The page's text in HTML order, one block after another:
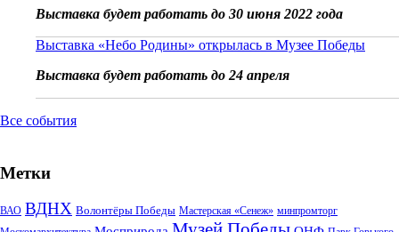
Выставка будет работать до 30 июня 2022 года
Выставка «Небо Родины» открылась в Музее Победы
Выставка будет работать до 24 апреля
Все события
Метки
ВАО ВДНХ Волонтёры Победы Мастерская «Сенеж» минпромторг